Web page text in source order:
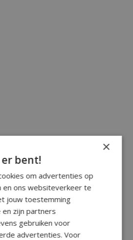
×
bent!
om advertenties op
en ons websiteverkeer te
jouw toestemming
en zijn partners
gebruiken voor
advertenties. Voor